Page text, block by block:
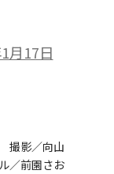
月17日
撮影／向山
／前園さお